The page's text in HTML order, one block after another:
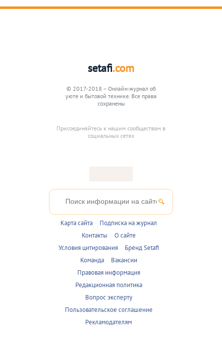
setafi.com
© 2017-2018 – Онлайн-журнал об
уюте и бытовой технике. Все права
сохранены
Присоединяйтесь к нашим сообществам в
социальных сетях
Карта сайта
Подписка на журнал
Контакты
О сайте
Условия цитирования
Бренд Setafi
Команда
Вакансии
Правовая информация
Редакционная политика
Вопрос эксперту
Пользовательское соглашение
Рекламодателям